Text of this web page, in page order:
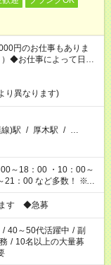
円のお仕事もありま
◆お仕事によって日給も
り異なります)
)駅 / 厚木駅 / …
～18：00 ・10：00～
多数！ ※お
す ◆急募
/ 40～50代活躍中 / 副
/ 10名以上の大量募